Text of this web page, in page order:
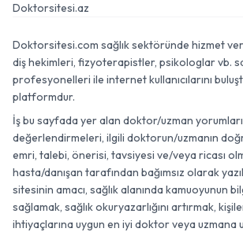
Doktorsitesi.az
Doktorsitesi.com sağlık sektöründe hizmet
diş hekimleri, fizyoterapistler, psikologlar vb.
profesyonelleri ile internet kullanıcılarını
platformdur.
İş bu sayfada yer alan doktor/uzman
değerlendirmeleri, ilgili doktorun/uzmanın
emri, talebi, önerisi, tavsiyesi ve/veya ricası
hasta/danışan tarafından bağımsız olarak
sitesinin amacı, sağlık alanında kamuoyunun
sağlamak, sağlık okuryazarlığını artırmak,
ihtiyaçlarına uygun en iyi doktor veya uzmana